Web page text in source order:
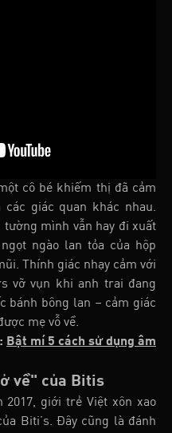
cô bé khiếm thị đã cảm
giác quan khác nhau.
tường mình vẫn hay đi xuất
ngào lan tỏa của hộp
Thính giác nhạy cảm với
vỡ vụn khi anh trai đang
bánh bông lan – cảm giác
mẹ vỗ về.
Bật mí 5 cách sử dụng âm
về" của Bitis
2017, giới trẻ Việt xôn xao
Biti’s. Đây cũng là đánh